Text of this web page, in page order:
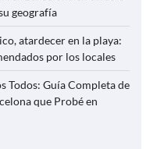
geografía
atardecer en la playa:
por los locales
Todos: Guía Completa de
que Probé en